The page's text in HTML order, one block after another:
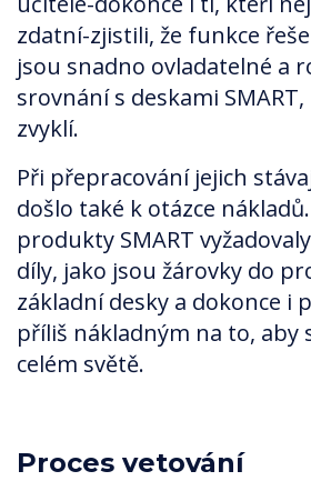
zdatní-zjistili, že funkce
jsou snadno ovladatelné a
srovnání s deskami
zvyklí.
Při přepracování jejich
došlo také k otázce
produkty SMART
díly, jako jsou žárovky do
základní desky a dokonce i
příliš nákladným na to, aby
celém světě.
Proces vetování